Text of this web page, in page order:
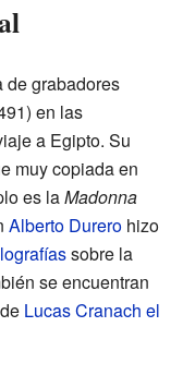
de grabadores
en las
a Egipto. Su
muy copiada en
es laMadonna
Alberto Durero hizo
sobre la
se encuentran
Lucas Cranach el